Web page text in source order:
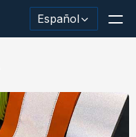
Español